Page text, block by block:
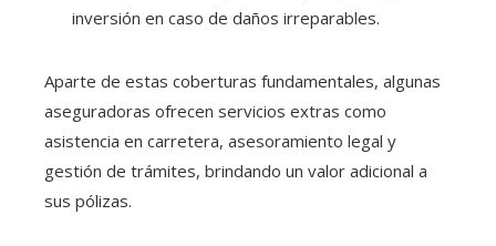
inversión en caso de daños irreparables.
Aparte de estas coberturas fundamentales, algunas
aseguradoras ofrecen servicios extras como
asistencia en carretera, asesoramiento legal y
gestión de trámites, brindando un valor adicional a
sus pólizas.